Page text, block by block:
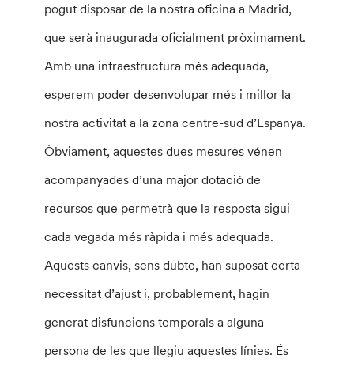
pogut disposar de la nostra oficina a Madrid,
que serà inaugurada oficialment pròximament.
Amb una infraestructura més adequada,
esperem poder desenvolupar més i millor la
nostra activitat a la zona centre-sud d’Espanya.
Òbviament, aquestes dues mesures vénen
acompanyades d’una major dotació de
recursos que permetrà que la resposta sigui
cada vegada més ràpida i més adequada.
Aquests canvis, sens dubte, han suposat certa
necessitat d’ajust i, probablement, hagin
generat disfuncions temporals a alguna
persona de les que llegiu aquestes línies. És